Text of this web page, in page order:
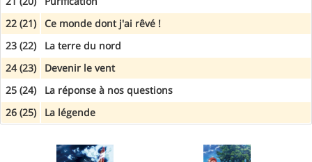
22 (21)
Ce monde dont j'ai rêvé !
23 (22)
La terre du nord
24 (23)
Devenir le vent
25 (24)
La réponse à nos questions
26 (25)
La légende